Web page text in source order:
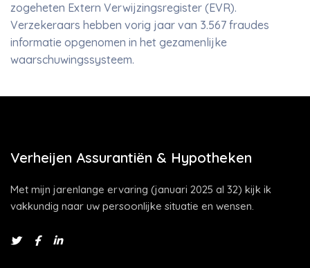
zogeheten Extern Verwijzingsregister (EVR).
Verzekeraars hebben vorig jaar van 3.567 fraudes
informatie opgenomen in het gezamenlijke
waarschuwingssysteem.
Verheijen Assurantiën & Hypotheken
Met mijn jarenlange ervaring (januari 2025 al 32) kijk ik
vakkundig naar uw persoonlijke situatie en wensen.